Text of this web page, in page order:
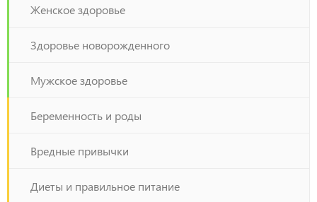
Женское здоровье
Здоровье новорожденного
Мужское здоровье
Беременность и роды
Вредные привычки
Диеты и правильное питание